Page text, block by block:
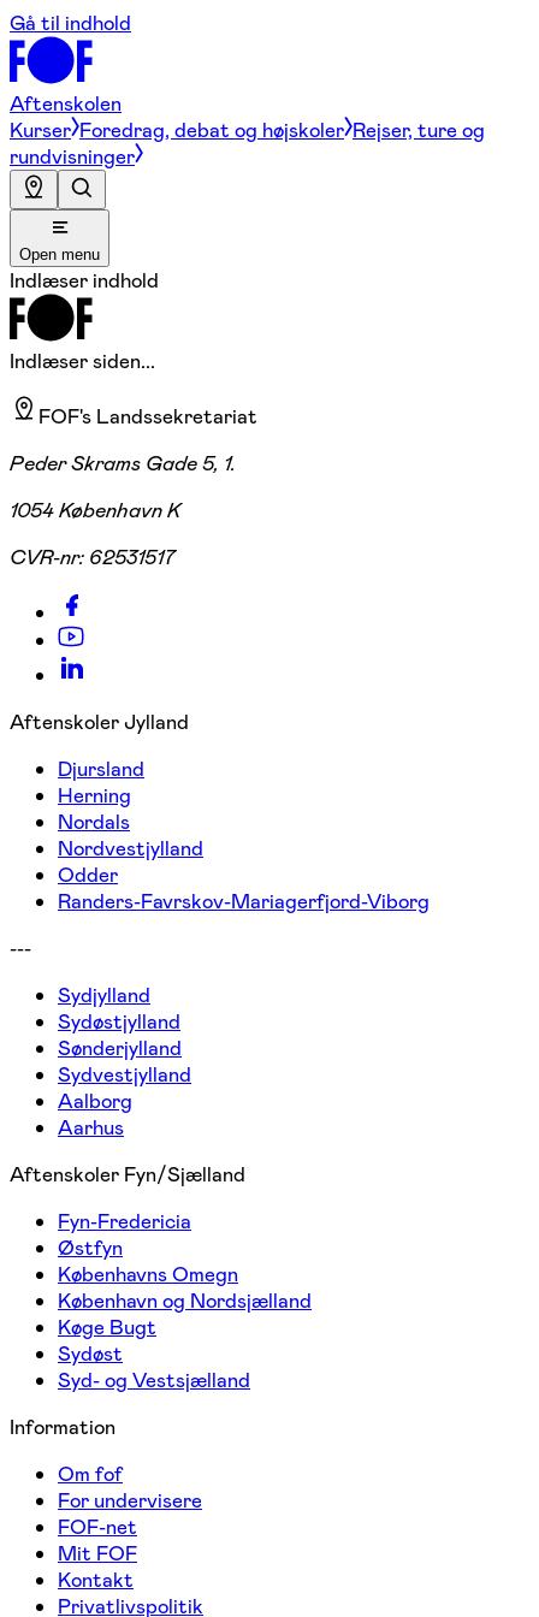
Gå til indhold
Aftenskolen
Kurser Foredrag, debat og højskoler Rejser, ture og
rundvisninger
Open menu
Indlæser indhold
Indlæser siden...
FOF's Landssekretariat
Peder Skrams Gade 5, 1.
1054 København K
CVR-nr: 62531517
Aftenskoler Jylland
Djursland
Herning
Nordals
Nordvestjylland
Odder
Randers-Favrskov-Mariagerfjord-Viborg
---
Sydjylland
Sydøstjylland
Sønderjylland
Sydvestjylland
Aalborg
Aarhus
Aftenskoler Fyn/Sjælland
Fyn-Fredericia
Østfyn
Københavns Omegn
København og Nordsjælland
Køge Bugt
Sydøst
Syd- og Vestsjælland
Information
Om fof
For undervisere
FOF-net
Mit FOF
Kontakt
Privatlivspolitik